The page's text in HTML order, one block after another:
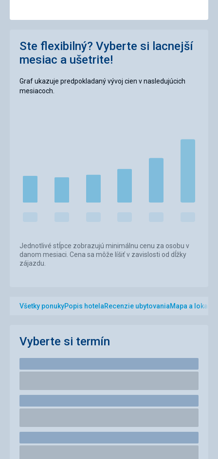
Ste flexibilný? Vyberte si lacnejší
mesiac a ušetrite!
Graf ukazuje predpokladaný vývoj cien v nasledujúcich
mesiacoch.
Jednotlivé stĺpce zobrazujú minimálnu cenu za osobu v
danom mesiaci. Cena sa môže líšiť v zavislosti od dĺžky
zájazdu.
Všetky ponukyPopis hotelaRecenzie ubytovaniaMapa a lokalita
Vyberte si termín